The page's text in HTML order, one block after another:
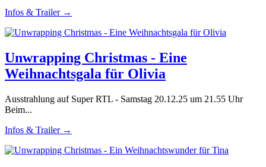
Infos & Trailer →
Unwrapping Christmas - Eine
Weihnachtsgala für Olivia
Ausstrahlung auf Super RTL - Samstag 20.12.25 um 21.55 Uhr
Beim...
Infos & Trailer →